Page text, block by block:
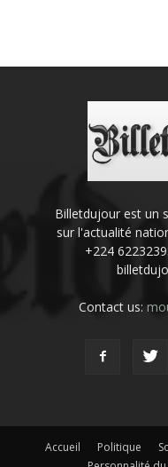
Billetdujour est un
sur l'actualité
+224
Contact us:
Accueil Politique